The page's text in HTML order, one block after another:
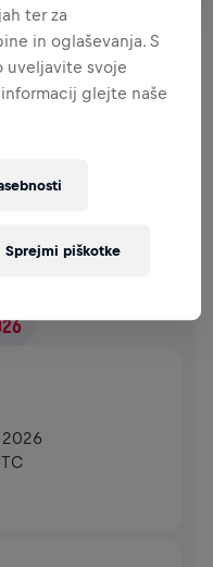
odstotkov vaše
2026
ter za
in oglaševanja. S
uveljavite svoje
glejte naše
Sprejmi piškotke